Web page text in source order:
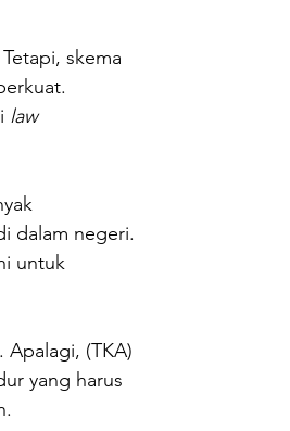
skema
law
dalam negeri.
untuk
(TKA)
yang harus